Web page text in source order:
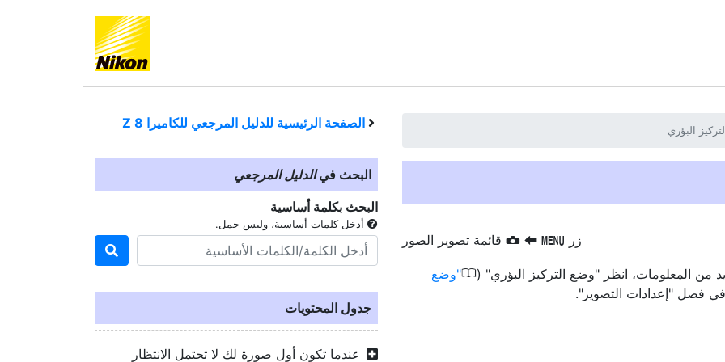
الصفحة الرئيسية للدليل المرجعي للكاميرا Z 8
البحث فيالدليل المرجعي
البحث بكلمة أساسية
أدخل كلمات أساسية، وليس جمل.
جدول المحتويات
عندما تكون أول صورة لك لا تحتمل الانتظار
البؤري
زر G
S
C قائمة تصوير الصور
من المعلومات، انظر "وضع التركيز البؤري" (0 وضع
فصل "إعدادات التصوير".